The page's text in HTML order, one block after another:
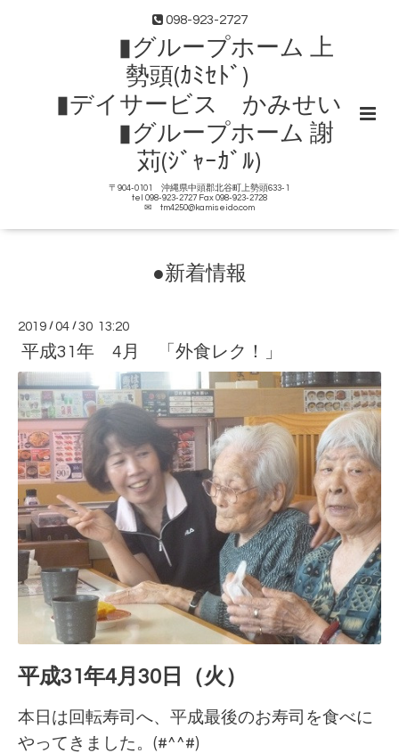
098-923-2727
▮グループホーム 上
勢頭(ｶﾐｾﾄﾞ)
▮デイサービス かみせい
▮グループホーム 謝
苅(ｼﾞｬｰｶﾞﾙ)
〒904-0101 沖縄県中頭郡北谷町上勢頭633-1
tel 098-923-2727 Fax 098-923-2728
✉ tm4250@kamiseido.com
●新着情報
2019 /04 /30 13:20
平成31年 4月 「外食レク！」
平成31年4月30日（火）
本日は回転寿司へ、平成最後のお寿司を食べに
やってきました。(#^^#)